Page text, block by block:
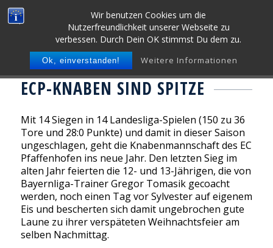
Wir benutzen Cookies um die
Nutzerfreundlichkeit unserer Webseite zu
verbessen. Durch Dein OK stimmst Du dem zu.
Ok, einverstanden! Weitere Informationen
ECP-KNABEN SIND SPITZE
Mit 14 Siegen in 14 Landesliga-Spielen (150 zu 36
Tore und 28:0 Punkte) und damit in dieser Saison
ungeschlagen, geht die Knabenmannschaft des EC
Pfaffenhofen ins neue Jahr. Den letzten Sieg im
alten Jahr feierten die 12- und 13-Jährigen, die von
Bayernliga-Trainer Gregor Tomasik gecoacht
werden, noch einen Tag vor Sylvester auf eigenem
Eis und bescherten sich damit ungebrochen gute
Laune zu ihrer verspäteten Weihnachtsfeier am
selben Nachmittag.